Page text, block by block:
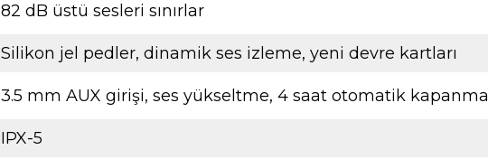
82 dB üstü sesleri sınırlar
Silikon jel pedler, dinamik ses izleme, yeni devre kartları
3.5 mm AUX girişi, ses yükseltme, 4 saat otomatik kapanma
IPX-5